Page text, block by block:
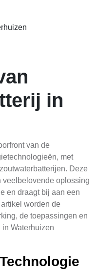
in
van de
met
Deze
veelbelovende oplossing
en draagt bij aan een
worden de
de toepassingen en
Waterhuizen